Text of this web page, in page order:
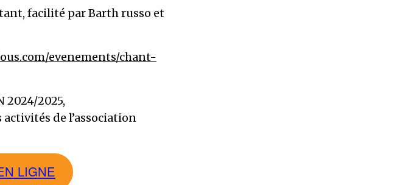
facilité par Barth russo et
evenements/chant-
2024/2025,
de l’association
LIGNE